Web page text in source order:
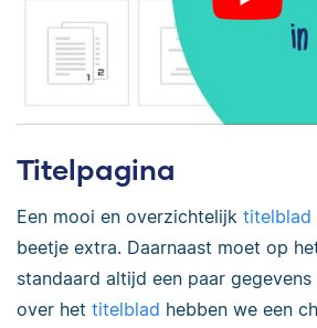
Titelpagina
Een mooi en overzichtelijk titelblad
beetje extra. Daarnaast moet op
standaard altijd een paar
over het titelblad hebben we een